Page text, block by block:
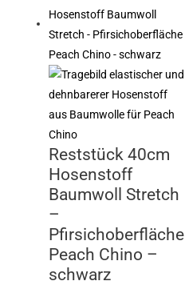
Reststück 40cm
Hosenstoff
Baumwoll Stretch
–
Pfirsichoberfläche
Peach Chino –
schwarz